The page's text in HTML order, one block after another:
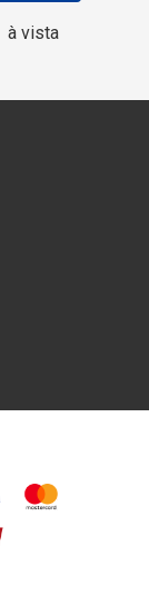
à vista